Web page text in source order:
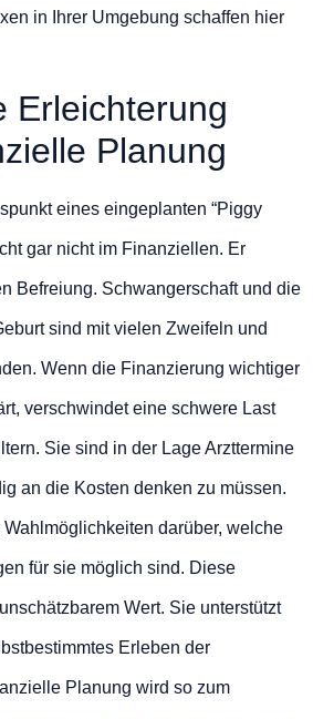
in Ihrer Umgebung schaffen hier
Erleichterung
Planung
eines eingeplanten “Piggy
gar nicht im Finanziellen. Er
Befreiung. Schwangerschaft und die
sind mit vielen Zweifeln und
Wenn die Finanzierung wichtiger
verschwindet eine schwere Last
Sie sind in der Lage Arzttermine
an die Kosten denken zu müssen.
darüber, welche
für sie möglich sind. Diese
Wert. Sie unterstützt
Erleben der
Planung wird so zum